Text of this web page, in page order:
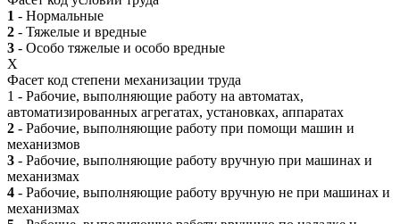
1 - Нормальные
2 - Тяжелые и вредные
3 - Особо тяжелые и особо вредные
X
Фасет код степени механизации труда
1 - Рабочие, выполняющие работу на автоматах,
автоматизированных агрегатах, установках, аппаратах
2 - Рабочие, выполняющие работу при помощи машин и
механизмов
3 - Рабочие, выполняющие работу вручную при машинах и
механизмах
4 - Рабочие, выполняющие работу вручную не при машинах и
механизмах